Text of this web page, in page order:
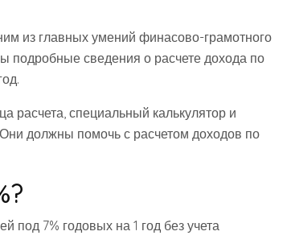
из главных умений финасово-грамотного
подробные сведения о расчете дохода по
расчета, специальный калькулятор и
должны помочь с расчетом доходов по
под 7% годовых на 1 год без учета